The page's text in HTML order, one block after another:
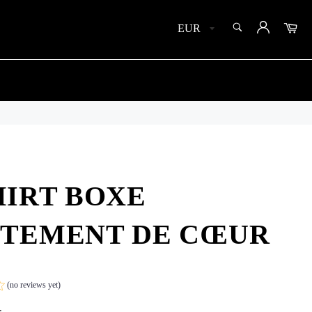
SEARCH
Search
BOXE
DE CŒUR
(no reviews yet)